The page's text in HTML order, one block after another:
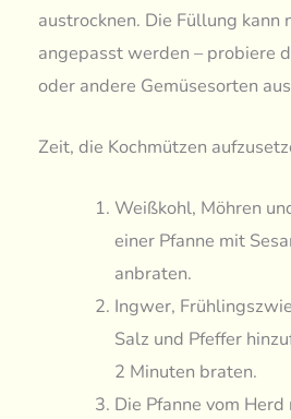
austrocknen. Die Füllung kann
angepasst werden – probiere
oder andere Gemüsesorten
Zeit, die Kochmützen
Weißkohl, Möhren
einer Pfanne mit
anbraten.
Ingwer,
Salz und Pfeffer
2 Minuten braten.
Die Pfanne vom